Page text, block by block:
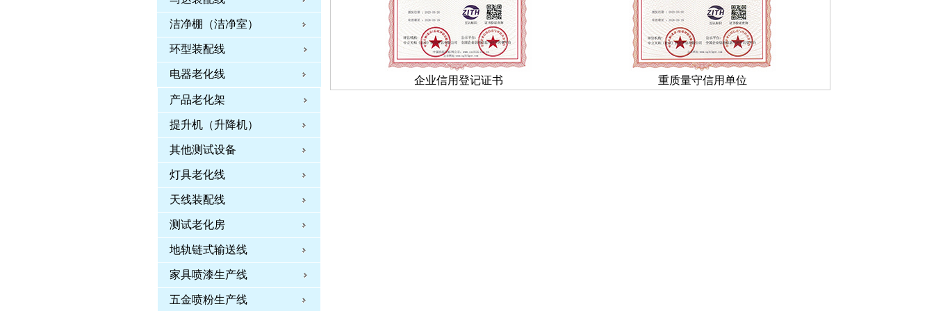
洁净棚（洁净室）
环型装配线
电器老化线
产品老化架
提升机（升降机）
其他测试设备
灯具老化线
天线装配线
测试老化房
地轨链式输送线
家具喷漆生产线
五金喷粉生产线
企业信用登记证书 重质量守信用单位